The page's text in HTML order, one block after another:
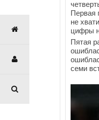
Первая
не
цифры
Пятая
семи